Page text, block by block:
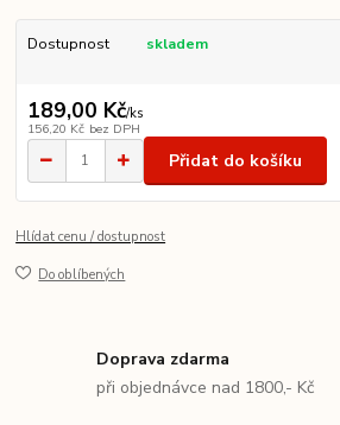
Dostupnost skladem
189,00 Kč/ks
156,20 Kč bez DPH
Přidat do košíku
Hlídat cenu / dostupnost
Do oblíbených
Doprava zdarma
při objednávce nad 1800,- Kč